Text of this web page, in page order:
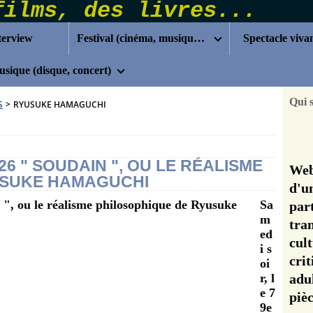
Festival (cinéma, musique...) Spectacle
(disque, concert)
> RYUSUKE HAMAGUCHI
" SOUDAIN ", OU LE RÉALISME
HAMAGUCHI
Sa
m
ed
i s
oi
r, l
e 7
9e
Qui